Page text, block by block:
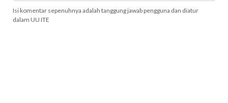
Isi komentar sepenuhnya adalah tanggung jawab pengguna dan diatur
dalam UU ITE